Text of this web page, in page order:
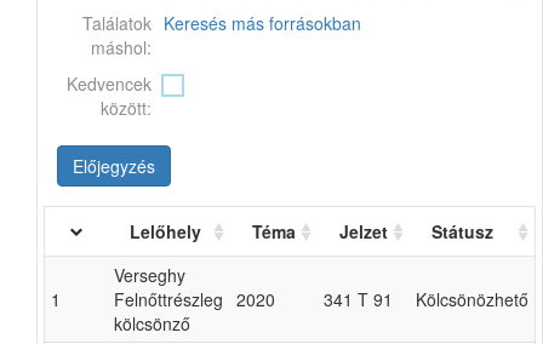
Találatok
máshol:
Keresés más forrásokban
Kedvencek
között:
Előjegyzés
Lelőhely Téma Jelzet Státusz
1
Verseghy
Felnőttrészleg
kölcsönző
2020 341 T 91 Kölcsönözhető